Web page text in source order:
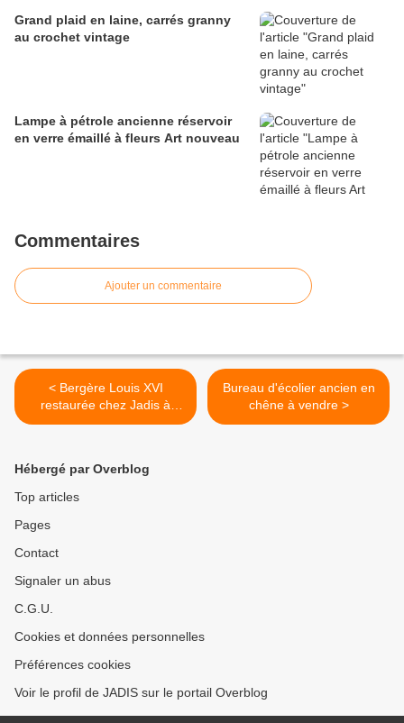
Grand plaid en laine, carrés granny
au crochet vintage
Lampe à pétrole ancienne réservoir
en verre émaillé à fleurs Art nouveau
Commentaires
Ajouter un commentaire
< Bergère Louis XVI
restaurée chez Jadis à
Clamecy (58500)
Bureau d'écolier ancien en
chêne à vendre >
Hébergé par Overblog
Top articles
Pages
Contact
Signaler un abus
C.G.U.
Cookies et données personnelles
Préférences cookies
Voir le profil de JADIS sur le portail Overblog